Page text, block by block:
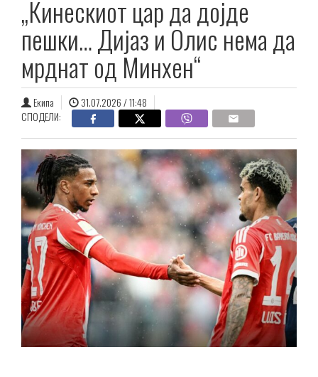
„Кинескиот цар да дојде
пешки… Дијаз и Олис нема да
мрднат од Минхен“
Екипа
31.07.2026 / 11:48
СПОДЕЛИ: